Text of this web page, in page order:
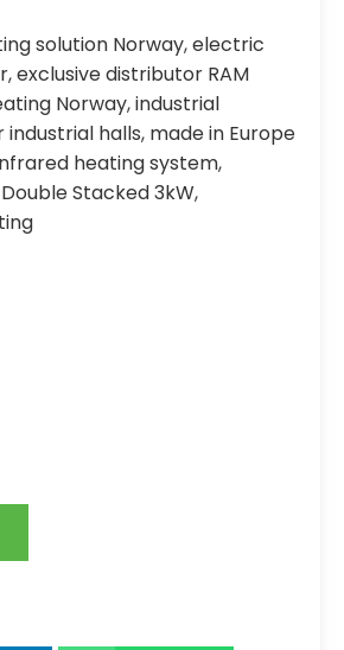
solution Norway,electric
,exclusive distributor RAM
Norway,industrial
halls, made in Europe
heating system,
Stacked 3kW,